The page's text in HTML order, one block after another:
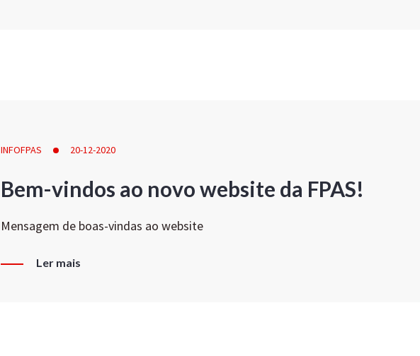
INFOFPAS 20-12-2020
Bem-vindos ao novo website da FPAS!
Mensagem de boas-vindas ao website
Ler mais